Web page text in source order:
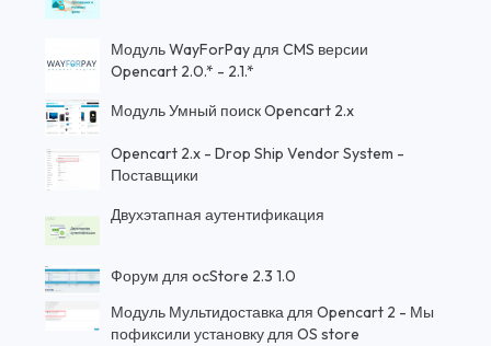
Модуль WayForPay для CMS версии
Opencart 2.0.* - 2.1.*
Модуль Умный поиск Opencart 2.x
Opencart 2.x - Drop Ship Vendor System -
Поставщики
Двухэтапная аутентификация
Форум для ocStore 2.3 1.0
Модуль Мультидоставка для Opencart 2 - Мы
пофиксили установку для OS store